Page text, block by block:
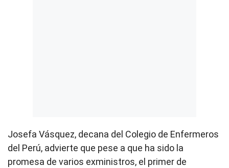
Josefa Vásquez, decana del Colegio de Enfermeros
del Perú, advierte que pese a que ha sido la
promesa de varios exministros, el primer de